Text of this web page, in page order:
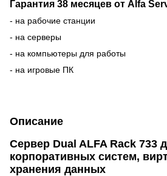
Гарантия 38 месяцев от Alfa
- на рабочие станции
- на серверы
- на компьютеры для работы
- на игровые ПК
Описание
Сервер Dual ALFA Rack 733
корпоративных систем,
хранения данных